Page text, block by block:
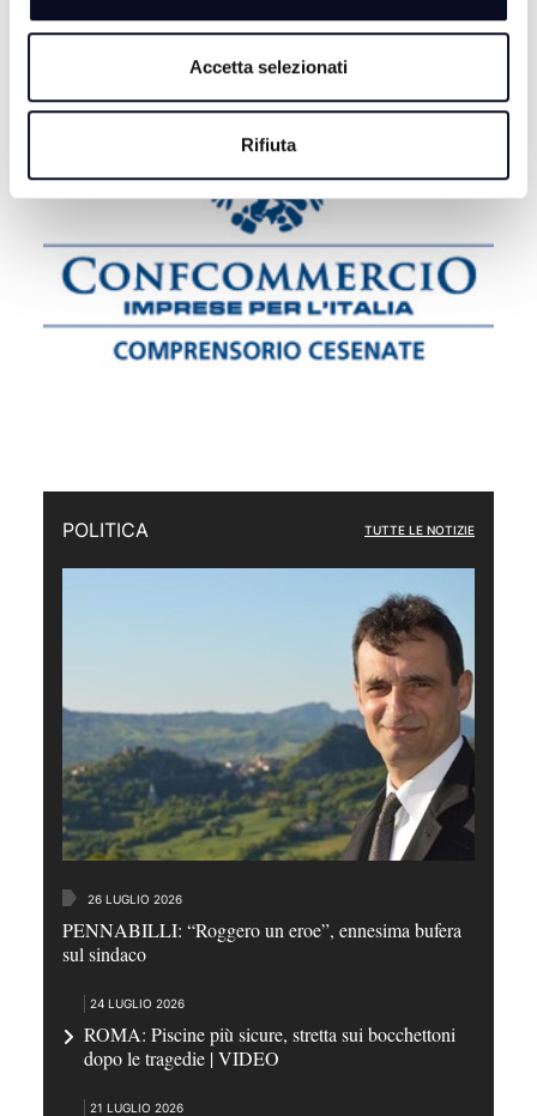
Accetta selezionati
Rifiuta
POLITICA TUTTE LE NOTIZIE
26 LUGLIO 2026
PENNABILLI: “Roggero un eroe”, ennesima bufera
sul sindaco
24 LUGLIO 2026
ROMA: Piscine più sicure, stretta sui bocchettoni
dopo le tragedie | VIDEO
21 LUGLIO 2026